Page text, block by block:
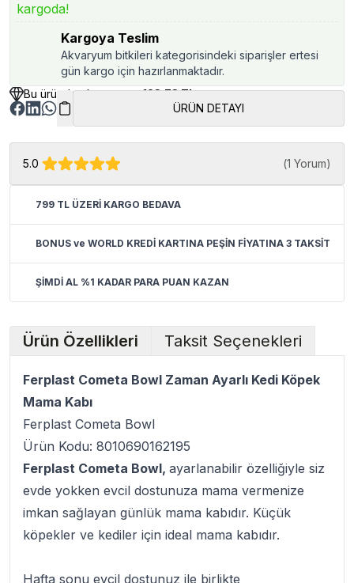
kargoda!
Kargoya Teslim
Akvaryum bitkileri kategorisindeki siparişler ertesi
gün kargo için hazırlanmaktadır.
Bu üründen kazancınız123.73 TL
ÜRÜN DETAYI
5.0 (1 Yorum)
799 TL ÜZERİ KARGO BEDAVA
BONUS ve WORLD KREDİ KARTINA PEŞİN FİYATINA 3 TAKSİT
ŞİMDİ AL %1 KADAR PARA PUAN KAZAN
Ürün Özellikleri Taksit Seçenekleri
Ferplast Cometa Bowl Zaman Ayarlı Kedi Köpek
Mama Kabı
Ferplast Cometa Bowl
Ürün Kodu: 8010690162195
Ferplast Cometa Bowl, ayarlanabilir özelliğiyle siz
evde yokken evcil dostunuza mama vermenize
imkan sağlayan günlük mama kabıdır. Küçük
köpekler ve kediler için ideal mama kabıdır.
Hafta sonu evcil dostunuz ile birlikte